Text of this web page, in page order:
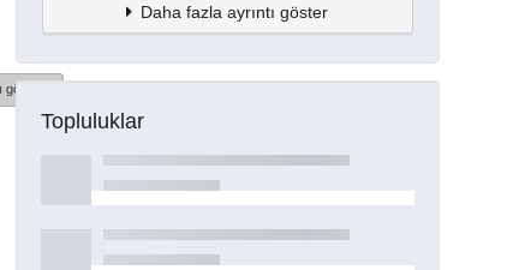
Daha fazla ayrıntı göster
Topluluklar